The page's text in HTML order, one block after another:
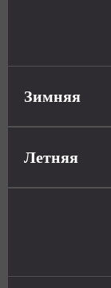
Зимняя
Летняя